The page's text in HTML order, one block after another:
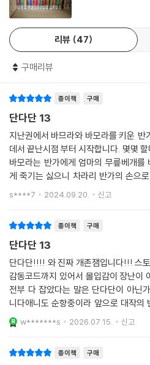
리뷰 47
구매리뷰
종이책 구매
단다단 13
지난권에서 바므라와 바모라를 키운 반
데서 끝난시점 부터 시작합니다. 몇몇
바모라는 반가에게 엄마의 무릎베개를
게 죽기는 싫으니 차라리 반가의 손으
어 바므라의 머리를 겨눕니다만 쓰지
s****7 2024.09.20. 신고
종이책 구매
단다단 13
단다단!!!! 와 진짜 개존잼입니다!!! 스
감동코드까지 있어서 몰입감이 장난이
전부 다 잡았다는 말은 단다단이 아닌
니다애니도 순항중이라 앞으로 대작
니가 너무 재미있어서 만화카페에서 몇
고 생각했습니다작
w*******s 2026.07.15. 신고
종이책 구매